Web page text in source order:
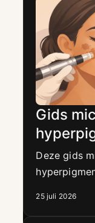
Gids
Deze gids
aanpakt en
25 juli 2026